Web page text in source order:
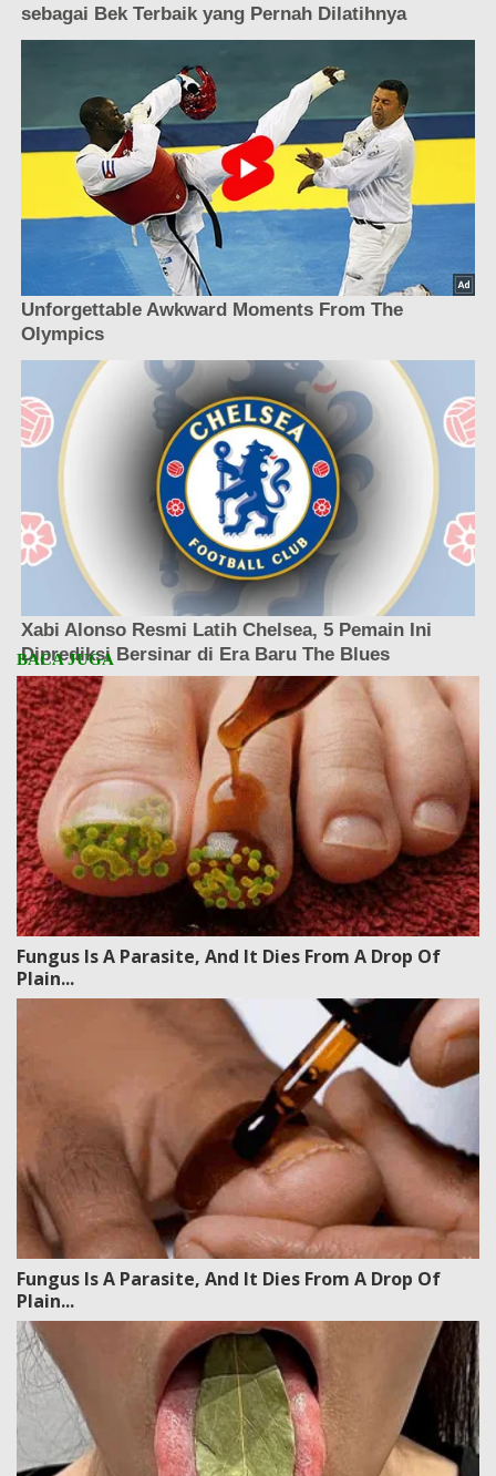
Fungus Is A Parasite, And It Dies From A Drop Of
Plain...
Fungus Is A Parasite, And It Dies From A Drop Of
Plain...